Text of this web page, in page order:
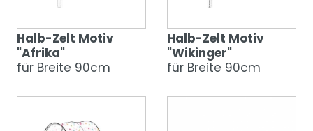
Halb-Zelt Motiv
"Afrika"
für Breite 90cm
Halb-Zelt Motiv
"Wikinger"
für Breite 90cm